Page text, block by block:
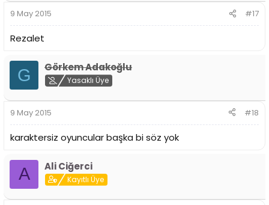
9 May 2015 #17
Rezalet
G Görkem Adakoğlu
Yasaklı Üye
9 May 2015 #18
karaktersiz oyuncular başka bi söz yok
A Ali Ciğerci
Kayıtlı Üye